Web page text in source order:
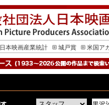
日本映画産業統計 城戸賞 米国ア